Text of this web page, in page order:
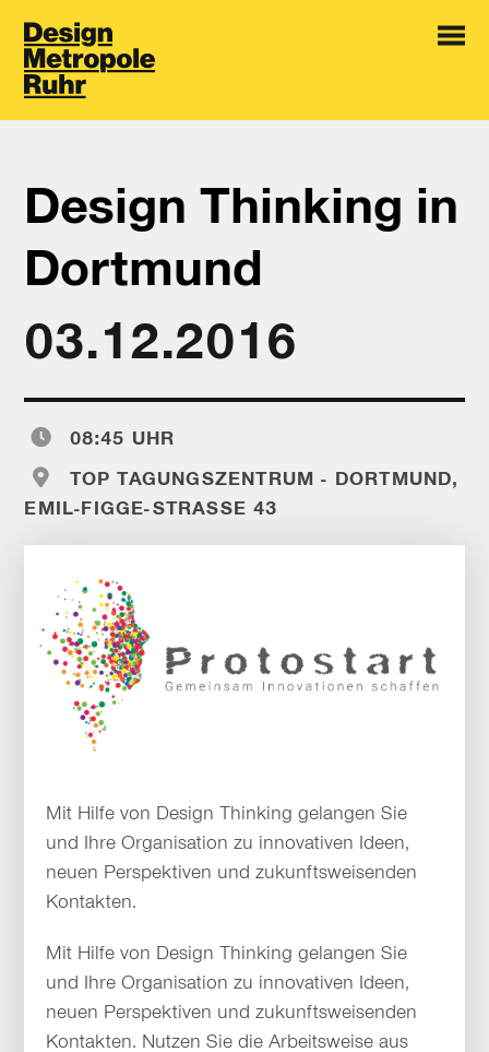
Design Thinking in
Dortmund
03.12.2016
08:45 UHR
TOP TAGUNGSZENTRUM - DORTMUND,
EMIL-FIGGE-STRASSE 43
Mit Hilfe von Design Thinking gelangen Sie
und Ihre Organisation zu innovativen Ideen,
neuen Perspektiven und zukunftsweisenden
Kontakten.
Mit Hilfe von Design Thinking gelangen Sie
und Ihre Organisation zu innovativen Ideen,
neuen Perspektiven und zukunftsweisenden
Kontakten. Nutzen Sie die Arbeitsweise aus